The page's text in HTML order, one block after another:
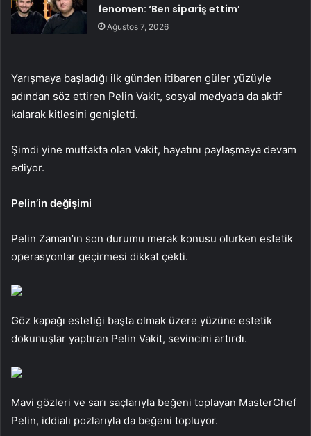
fenomen: ‘Ben sipariş ettim’
Ağustos 7, 2026
Yarışmaya başladığı ilk günden itibaren güler yüzüyle
adından söz ettiren Pelin Vakit, sosyal medyada da aktif
kalarak kitlesini genişletti.
Şimdi yine mutfakta olan Vakit, hayatını paylaşmaya devam
ediyor.
Pelin’in değişimi
Pelin Zaman’ın son durumu merak konusu olurken estetik
operasyonlar geçirmesi dikkat çekti.
Göz kapağı estetiği başta olmak üzere yüzüne estetik
dokunuşlar yaptıran Pelin Vakit, sevincini artırdı.
Mavi gözleri ve sarı saçlarıyla beğeni toplayan MasterChef
Pelin, iddialı pozlarıyla da beğeni topluyor.